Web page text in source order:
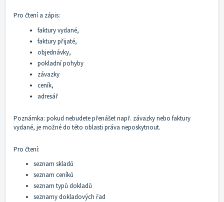
Pro čtení a zápis:
faktury vydané,
faktury přijaté,
objednávky,
pokladní pohyby
závazky
ceník,
adresář
Poznámka: pokud nebudete přenášet např. závazky nebo faktury
vydané, je možné do této oblasti práva neposkytnout.
Pro čtení:
seznam skladů
seznam ceníků
seznam typů dokladů
seznamy dokladových řad